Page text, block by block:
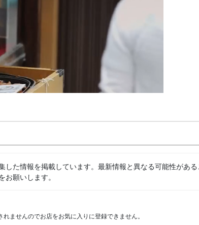
た情報を掲載しています。最新情報と異なる可能性があ
お願いします。
ませんのでお店をお気に入りに登録できません。